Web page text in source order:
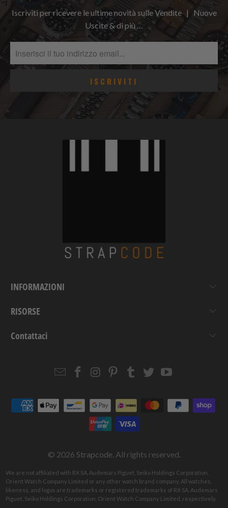
Iscriviti per ricevere le ultime novità sulle Vendite | Nuove
Uscite & di più …
INFORMAZIONI
RISORSE
Contattaci
EmailStrapcode
Facebook
Strapcode
Instagram
Strapcode
Pinterest
Strapcode
Tumblr
Strapcode
TwitterYouTube
© 2026 Strapcode. All rights reserved.
We are not affiliated with RX SA, Audemars Piguet, Seiko Holdings Corporation,
Orient Watch Company Limited or any other watch brand company. All watches,
likeness, and logos are trademarks or registered trademarks of RX SA, Audemars
Piguet, Seiko Holdings Corporation, Orient Watch Company Limited, respectively.